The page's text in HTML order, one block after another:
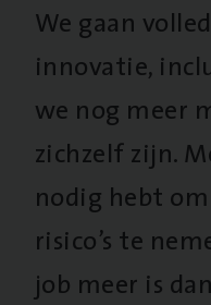
We gaan
innovatie,
we nog meer
zichzelf zijn.
nodig hebt
risico’s te
job meer is